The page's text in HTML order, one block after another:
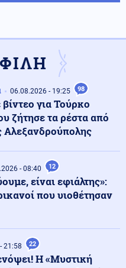
στη Σίνδο
νέας ανάφλεξης στην
αριθμός των νεκρών από την
- 16:17
06.08.2026 - 19:25 98
για Τούρκο
ζήτησε τα ρέστα από
Αλεξανδρούπολης
- 08:40 12
είναι εφιάλτης»:
που υιοθέτησαν
21:58 22
Η «Μυστική